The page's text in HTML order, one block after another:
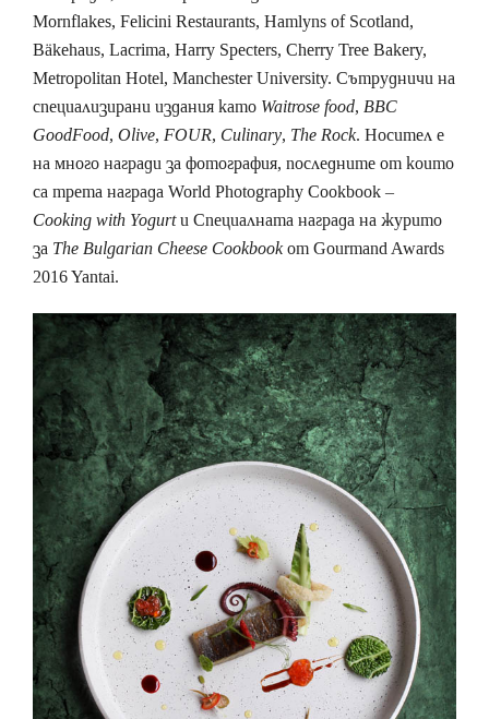
Mornflakes, Felicini Restaurants, Hamlyns of Scotland,
Bäkehaus, Lacrima, Harry Specters, Cherry Tree Bakery,
Metropolitan Hotel, Manchester University. Сътрудничи на
специализирани издания като Waitrose food, BBC
GoodFood, Olive, FOUR, Culinary, The Rock. Носител е
на много награди за фотография, последните от които
са трета награда World Photography Cookbook –
Cooking with Yogurtи Специалната награда на журито
за The Bulgarian Cheese Cookbookот Gourmand Awards
2016 Yantai.